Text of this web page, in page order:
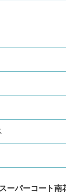
スーパーコート南